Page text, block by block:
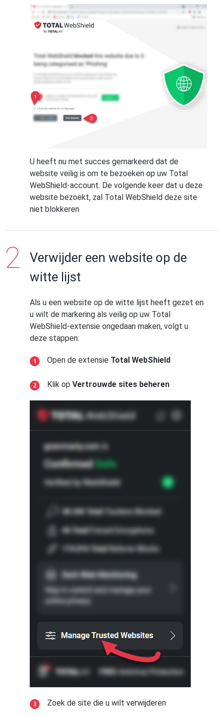
U heeft nu met succes gemarkeerd dat de
website veilig is om te bezoeken op uw Total
WebShield-account. De volgende keer dat u deze
website bezoekt, zal Total WebShield deze site
niet blokkeren
Verwijder een website op de
witte lijst
Als u een website op de witte lijst heeft gezet en
u wilt de markering als veilig op uw Total
WebShield-extensie ongedaan maken, volgt u
deze stappen:
Open de extensie Total WebShield
Klik op Vertrouwde sites beheren
Zoek de site die u wilt verwijderen